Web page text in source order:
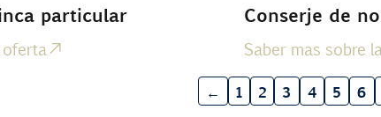
particular
oferta
Conserje de
Saber mas sobre
← 1 2 3 4 5 6